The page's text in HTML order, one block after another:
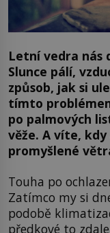
Letní vedra nás
Slunce pálí,
způsob, jak si
tímto
po palmových
věže. A víte,
promyšlené
Touha po
Zatímco my si
podobě
předkové to